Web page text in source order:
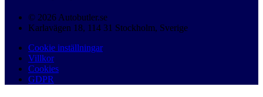
© 2026 Autobutler.se
Karlavägen 18, 114 31 Stockholm, Sverige
Cookie inställningar
Villkor
Cookies
GDPR